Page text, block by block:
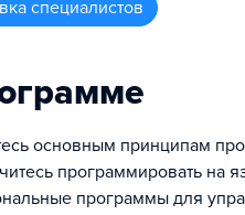
специалистов
основным принципам
программировать на
программы для